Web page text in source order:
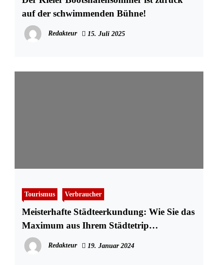
auf der schwimmenden Bühne!
Redakteur 15. Juli 2025
Tourismus Verbraucher
Meisterhafte Städteerkundung: Wie Sie das
Maximum aus Ihrem Städtetrip
herausholen
Redakteur 19. Januar 2024